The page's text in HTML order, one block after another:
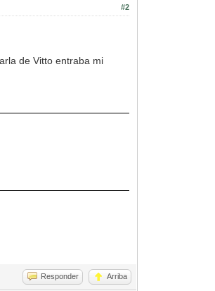
#2
de Vitto entraba mi
Responder Arriba